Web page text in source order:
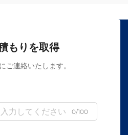
もりを取得
ご連絡いたします。
0/100